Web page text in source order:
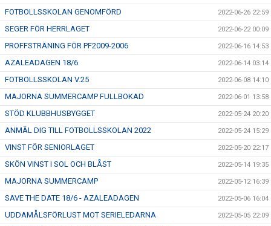
FOTBOLLSSKOLAN GENOMFÖRD 2022-06-26 22:59
SEGER FÖR HERRLAGET 2022-06-22 00:09
PROFFSTRÄNING FÖR PF2009-2006 2022-06-16 14:53
AZALEADAGEN 18/6 2022-06-14 03:14
FOTBOLLSSKOLAN V.25 2022-06-08 14:10
MAJORNA SUMMERCAMP FULLBOKAD 2022-06-01 13:58
STÖD KLUBBHUSBYGGET 2022-05-24 20:20
ANMÄL DIG TILL FOTBOLLSSKOLAN 2022 2022-05-24 15:29
VINST FÖR SENIORLAGET 2022-05-20 22:17
SKÖN VINST I SOL OCH BLÅST 2022-05-14 19:35
MAJORNA SUMMERCAMP 2022-05-12 16:39
SAVE THE DATE 18/6 - AZALEADAGEN 2022-05-06 16:04
UDDAMÅLSFÖRLUST MOT SERIELEDARNA 2022-05-05 22:09